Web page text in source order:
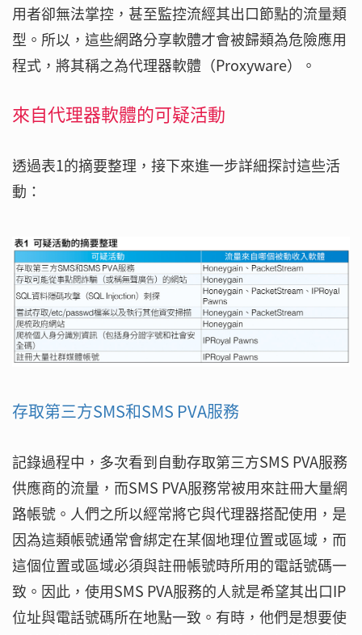
用者卻無法掌控，甚至監控流經其出口節點的流量類
型。所以，這些網路分享軟體才會被歸類為危險應用
程式，將其稱之為代理器軟體（Proxyware）。
來自代理器軟體的可疑活動
透過表1的摘要整理，接下來進一步詳細探討這些活
動：
存取第三方SMS和SMS PVA服務
記錄過程中，多次看到自動存取第三方SMS PVA服務
供應商的流量，而SMS PVA服務常被用來註冊大量網
路帳號。人們之所以經常將它與代理器搭配使用，是
因為這類帳號通常會綁定在某個地理位置或區域，而
這個位置或區域必須與註冊帳號時所用的電話號碼一
致。因此，使用SMS PVA服務的人就是希望其出口IP
位址與電話號碼所在地點一致。有時，他們是想要使